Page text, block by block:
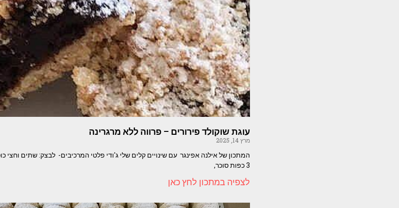
עוגת שוקולד פירורים – פרווה ללא מרגרינה
מרץ 14, 2025
3 כפות סוכר,
לצפיה במתכון לחץ כאן